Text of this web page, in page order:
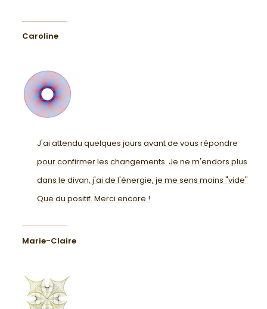
Caroline
J'ai attendu quelques jours avant de vous répondre
pour confirmer les changements. Je ne m'endors plus
dans le divan, j'ai de l'énergie, je me sens moins "vide".
Que du positif. Merci encore !
Marie-Claire